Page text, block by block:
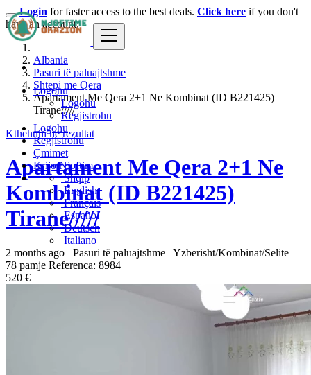
Logohu
Logohu
Regjistrohu
Logohu
Regjistrohu
Çmimet
Krijo Njoftim
Shqip
English
Français
Español
Deutsch
Italiano
Login for faster access to the best deals. Click here if you don't
have an account.
Albania
Pasuri të paluajtshme
Shtepi me Qera
Apartament Me Qera 2+1 Ne Kombinat (ID B221425)
Tirane/////
Kthehuni ne rezultat
Apartament Me Qera 2+1 Ne
Kombinat (ID B221425)
Tirane/////
2 months ago Pasuri të paluajtshme
Yzberisht/Kombinat/Selite
78 pamje Referenca: 8984
520 €